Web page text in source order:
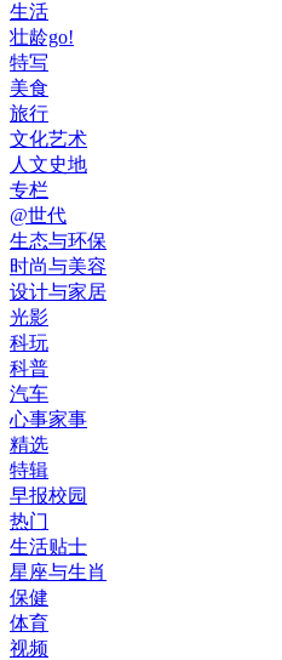
生活
壮龄go!
特写
美食
旅行
文化艺术
人文史地
专栏
@世代
生态与环保
时尚与美容
设计与家居
光影
科玩
科普
汽车
心事家事
精选
特辑
早报校园
热门
生活贴士
星座与生肖
保健
体育
视频